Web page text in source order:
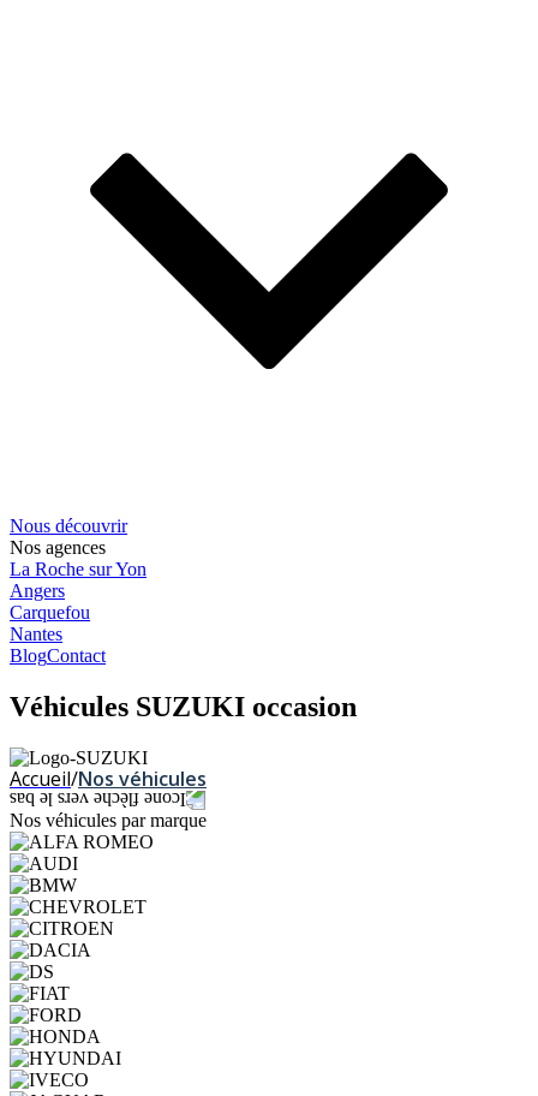
Nous découvrir
Nos agences
La Roche sur Yon
Angers
Carquefou
Nantes
BlogContact
Véhicules SUZUKI occasion
Accueil/Nos véhicules
Nos véhicules par marque